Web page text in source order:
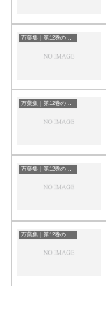
万葉集｜第12巻の和歌一覧
万葉集｜第12巻の和歌一覧
万葉集｜第12巻の和歌一覧
万葉集｜第12巻の和歌一覧